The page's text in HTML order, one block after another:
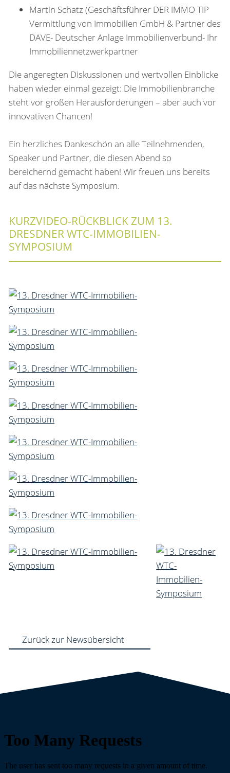
Martin Schatz (Geschäftsführer DER IMMO TIP
Vermittlung von Immobilien GmbH & Partner des
DAVE- Deutscher Anlage Immobilienverbund- Ihr
Immobiliennetzwerkpartner
Die angeregten Diskussionen und wertvollen Einblicke
haben wieder einmal gezeigt: Die Immobilienbranche
steht vor großen Herausforderungen – aber auch vor
innovativen Chancen!
Ein herzliches Dankeschön an alle Teilnehmenden,
Speaker und Partner, die diesen Abend so
bereichernd gemacht haben! Wir freuen uns bereits
auf das nächste Symposium.
KURZVIDEO-RÜCKBLICK ZUM 13.
DRESDNER WTC-IMMOBILIEN-
SYMPOSIUM
Zurück zur Newsübersicht